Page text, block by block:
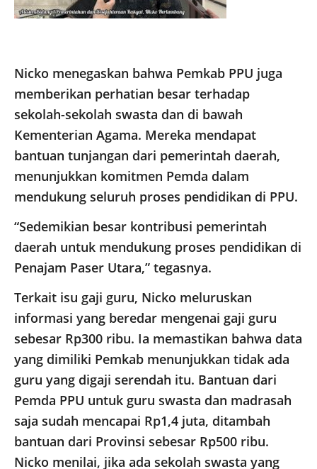
Nicko menegaskan bahwa Pemkab PPU juga
memberikan perhatian besar terhadap
sekolah-sekolah swasta dan di bawah
Kementerian Agama. Mereka mendapat
bantuan tunjangan dari pemerintah daerah,
menunjukkan komitmen Pemda dalam
mendukung seluruh proses pendidikan di PPU.
“Sedemikian besar kontribusi pemerintah
daerah untuk mendukung proses pendidikan di
Penajam Paser Utara,” tegasnya.
Terkait isu gaji guru, Nicko meluruskan
informasi yang beredar mengenai gaji guru
sebesar Rp300 ribu. Ia memastikan bahwa data
yang dimiliki Pemkab menunjukkan tidak ada
guru yang digaji serendah itu. Bantuan dari
Pemda PPU untuk guru swasta dan madrasah
saja sudah mencapai Rp1,4 juta, ditambah
bantuan dari Provinsi sebesar Rp500 ribu.
Nicko menilai, jika ada sekolah swasta yang